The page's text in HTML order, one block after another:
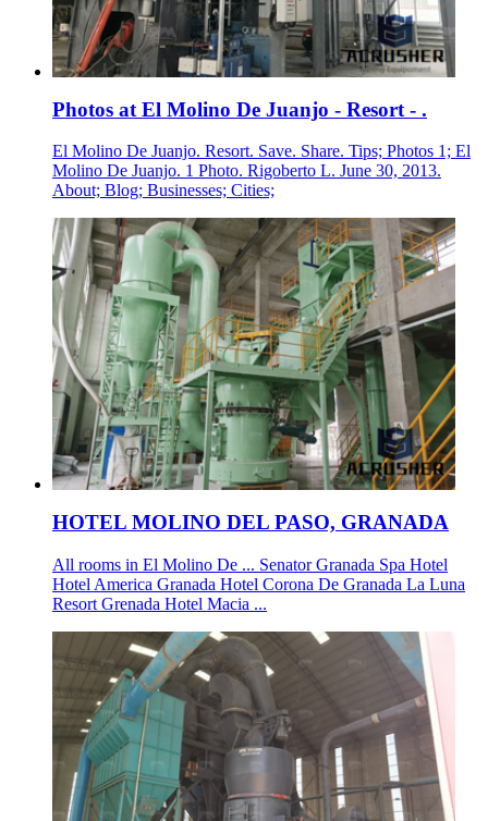
Photos at El Molino De Juanjo - Resort - .
El Molino De Juanjo. Resort. Save. Share. Tips; Photos 1; El
Molino De Juanjo. 1 Photo. Rigoberto L. June 30, 2013.
About; Blog; Businesses; Cities;
HOTEL MOLINO DEL PASO, GRANADA
All rooms in El Molino De ... Senator Granada Spa Hotel
Hotel America Granada Hotel Corona De Granada La Luna
Resort Grenada Hotel Macia ...